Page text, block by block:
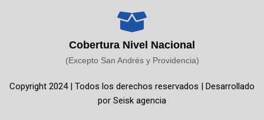
o
o
-
t
a
g
r
m
b
e
k
Cobertura Nivel Nacional
(Excepto San Andrés y Providencia)
Copyright 2024 | Todos los derechos reservados | Desarrollado
por Seisk agencia